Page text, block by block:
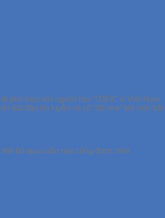
phù hợp với người học TOEIC ở Việt Nam.
đầu ôn luyện và có “đô nhẹ” khi mới
bỏ qua cuốn này cũng được nhé.